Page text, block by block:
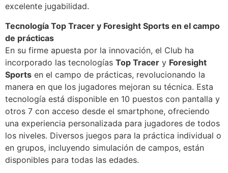
excelente jugabilidad.
Tecnología Top Tracer y Foresight Sports en el campo
de prácticas
En su firme apuesta por la innovación, el Club ha
incorporado las tecnologías Top Tracer y Foresight
Sports en el campo de prácticas, revolucionando la
manera en que los jugadores mejoran su técnica. Esta
tecnología está disponible en 10 puestos con pantalla y
otros 7 con acceso desde el smartphone, ofreciendo
una experiencia personalizada para jugadores de todos
los niveles. Diversos juegos para la práctica individual o
en grupos, incluyendo simulación de campos, están
disponibles para todas las edades.